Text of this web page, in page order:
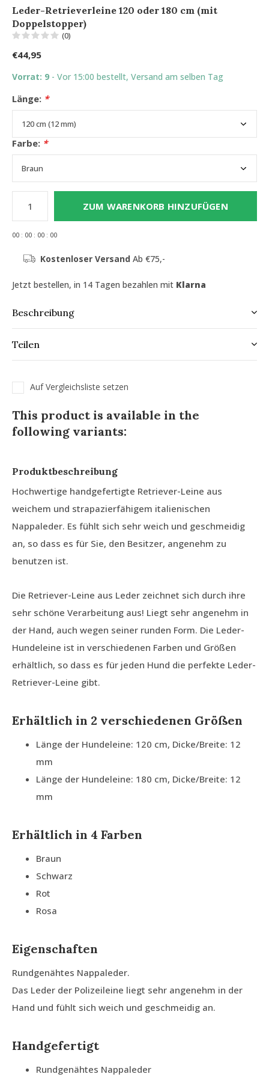
Leder-Retrieverleine 120 oder 180 cm (mit
Doppelstopper)
(0)
€44,95
Vorrat: 9 - Vor 15:00 bestellt, Versand am selben Tag
Länge: *
Farbe: *
ZUM WARENKORB HINZUFÜGEN
00 : 00 : 00 : 00
Kostenloser Versand Ab €75,-
Jetzt bestellen, in 14 Tagen bezahlen mit Klarna
Beschreibung
Teilen
Auf Vergleichsliste setzen
This product is available in the
following variants:
Produktbeschreibung
Hochwertige handgefertigte Retriever-Leine aus
weichem und strapazierfähigem italienischen
Nappaleder. Es fühlt sich sehr weich und geschmeidig
an, so dass es für Sie, den Besitzer, angenehm zu
benutzen ist.
Die Retriever-Leine aus Leder zeichnet sich durch ihre
sehr schöne Verarbeitung aus! Liegt sehr angenehm in
der Hand, auch wegen seiner runden Form. Die Leder-
Hundeleine ist in verschiedenen Farben und Größen
erhältlich, so dass es für jeden Hund die perfekte Leder-
Retriever-Leine gibt.
Erhältlich in 2 verschiedenen Größen
Länge der Hundeleine: 120 cm, Dicke/Breite: 12
mm
Länge der Hundeleine: 180 cm, Dicke/Breite: 12
mm
Erhältlich in 4 Farben
Braun
Schwarz
Rot
Rosa
Eigenschaften
Rundgenähtes Nappaleder.
Das Leder der Polizeileine liegt sehr angenehm in der
Hand und fühlt sich weich und geschmeidig an.
Handgefertigt
Rundgenähtes Nappaleder